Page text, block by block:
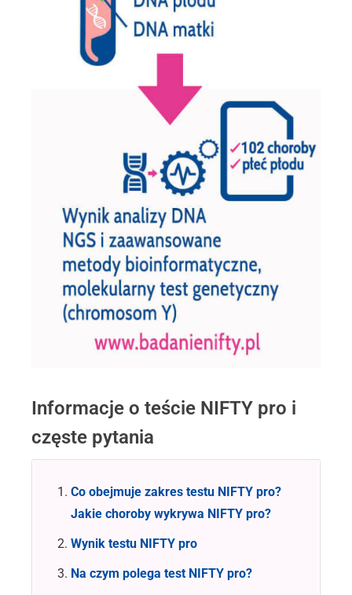
Informacje o teście NIFTY pro i
częste pytania
Co obejmuje zakres testu NIFTY pro?
Jakie choroby wykrywa NIFTY pro?
Wynik testu NIFTY pro
Na czym polega test NIFTY pro?